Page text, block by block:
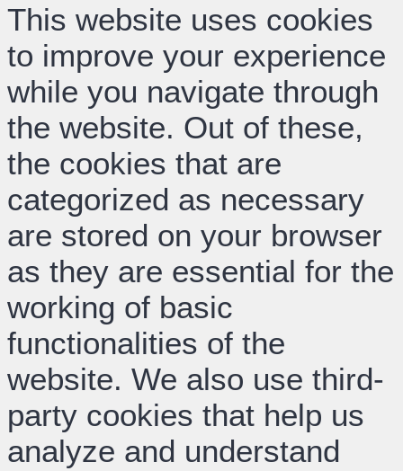
This website uses cookies
to improve your experience
while you navigate through
the website. Out of these,
the cookies that are
categorized as necessary
are stored on your browser
as they are essential for the
working of basic
functionalities of the
website. We also use third-
party cookies that help us
analyze and understand